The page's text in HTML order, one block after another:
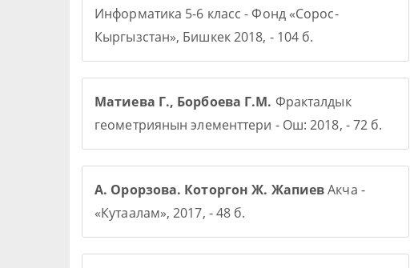
Информатика 5-6 класс - Фонд «Сорос-
Кыргызстан», Бишкек 2018, - 104 б.
Матиева Г., Борбоева Г.М. Фракталдык
геометриянын элементтери - Ош: 2018, - 72 б.
А. Орорзова. Которгон Ж. ЖапиевАкча -
«Кутаалам», 2017, - 48 б.